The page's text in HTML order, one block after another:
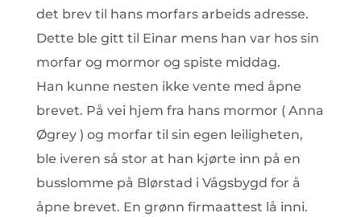
det brev til hans morfars arbeids adresse.
Dette ble gitt til Einar mens han var hos sin
morfar og mormor og spiste middag.
Han kunne nesten ikke vente med åpne
brevet. På vei hjem fra hans mormor ( Anna
Øgrey ) og morfar til sin egen leiligheten,
ble iveren så stor at han kjørte inn på en
busslomme på Blørstad i Vågsbygd for å
åpne brevet. En grønn firmaattest lå inni.